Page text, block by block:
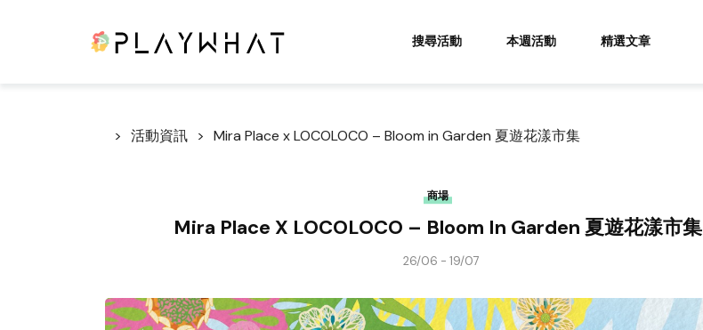
搜尋活動 本週活動 精選文章
活動資訊 Mira Place x LOCOLOCO – Bloom in Garden 夏遊花漾市集
商場
Mira Place X LOCOLOCO – Bloom In Garden 夏遊花漾市集
26/06 - 19/07